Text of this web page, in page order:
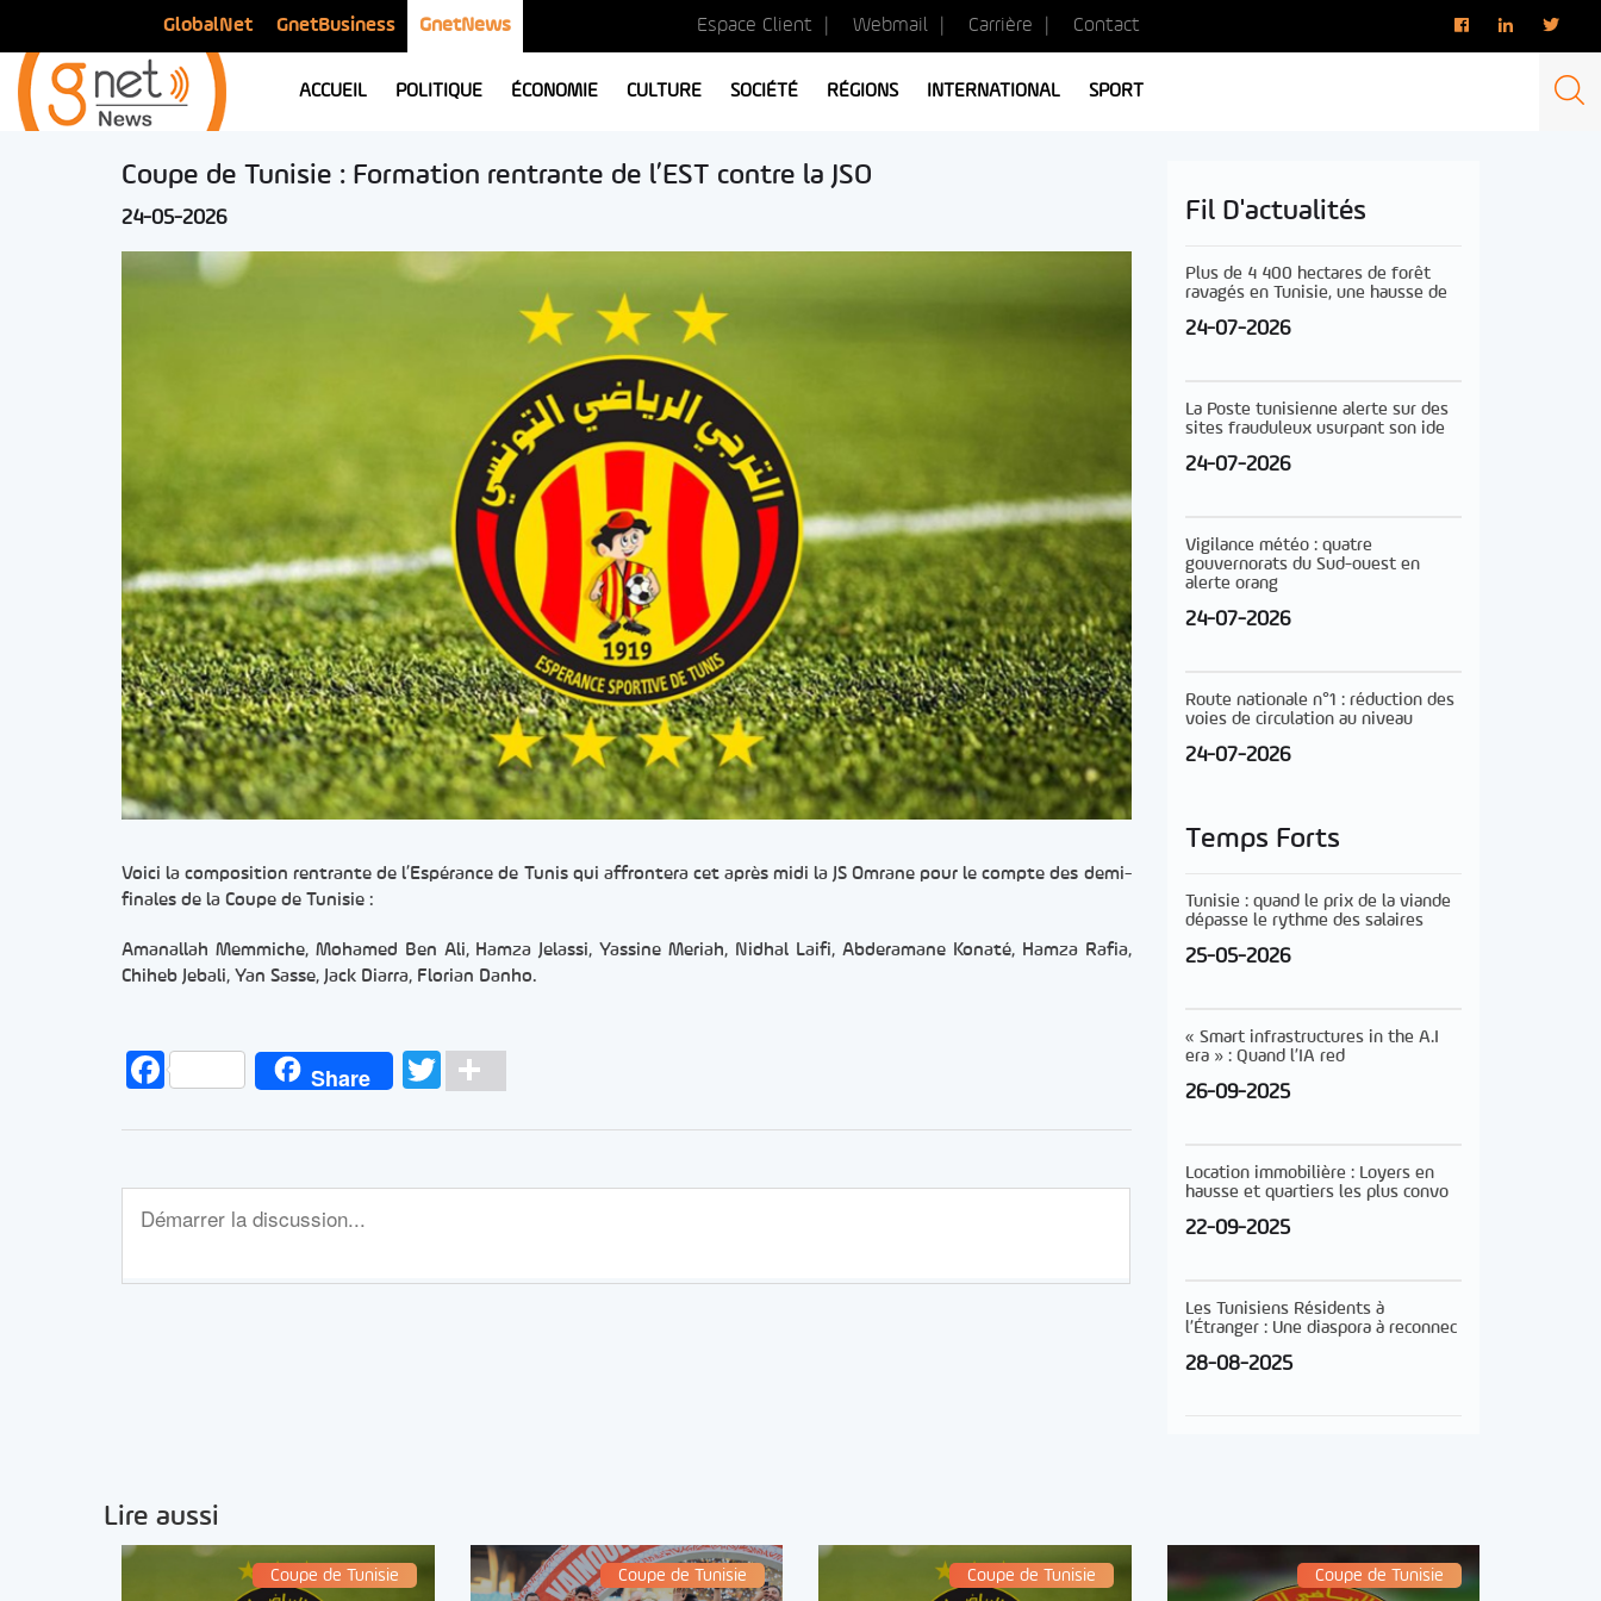
GlobalNet GnetBusiness GnetNews Espace Client Webmail Carrière Contact
ACCUEIL POLITIQUE ÉCONOMIE CULTURE SOCIÉTÉ RÉGIONS INTERNATIONAL SPORT
Coupe de Tunisie : Formation rentrante de l’EST contre la JSO
24-05-2026
Voici la composition rentrante de l’Espérance de Tunis qui affrontera cet après midi la JS Omrane pour le compte des demi-
finales de la Coupe de Tunisie :
Amanallah Memmiche, Mohamed Ben Ali, Hamza Jelassi, Yassine Meriah, Nidhal Laifi, Abderamane Konaté, Hamza Rafia,
Chiheb Jebali, Yan Sasse, Jack Diarra, Florian Danho.
FacebookShare TwitterPartager
Fil D'actualités
Plus de 4 400 hectares de forêt
ravagés en Tunisie, une hausse de
24-07-2026
La Poste tunisienne alerte sur des
sites frauduleux usurpant son ide
24-07-2026
Vigilance météo : quatre
gouvernorats du Sud-ouest en
alerte orang
24-07-2026
Route nationale n°1 : réduction des
voies de circulation au niveau
24-07-2026
Temps Forts
Tunisie : quand le prix de la viande
dépasse le rythme des salaires
25-05-2026
« Smart infrastructures in the A.I
era » : Quand l’IA red
26-09-2025
Location immobilière : Loyers en
hausse et quartiers les plus convo
22-09-2025
Les Tunisiens Résidents à
l’Étranger : Une diaspora à reconnec
28-08-2025
Lire aussi
Coupe de Tunisie Coupe de Tunisie Coupe de Tunisie Coupe de Tunisie